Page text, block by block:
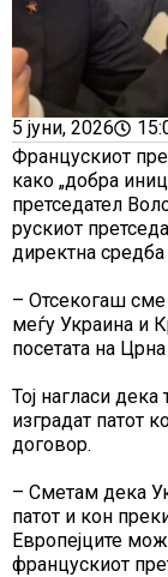
5 јуни, 2026
Францускиот
како „добра
претседател
рускиот
директна
– Отсекогаш
меѓу Украина и
посетата на
Тој нагласи
изградат патот
договор.
– Сметам дека
патот и кон
Европејците
францускиот